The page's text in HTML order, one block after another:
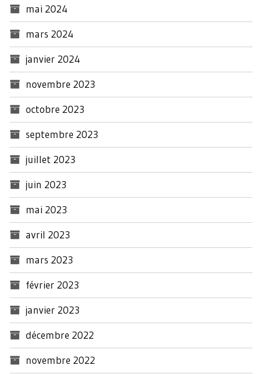
mai 2024
mars 2024
janvier 2024
novembre 2023
octobre 2023
septembre 2023
juillet 2023
juin 2023
mai 2023
avril 2023
mars 2023
février 2023
janvier 2023
décembre 2022
novembre 2022